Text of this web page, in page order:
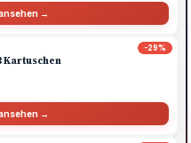
→
-29%
Kartuschen
→